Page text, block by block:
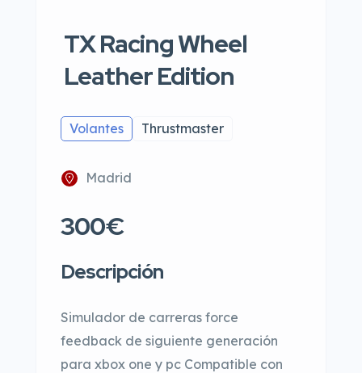
TX Racing Wheel
Leather Edition
Volantes Thrustmaster
Madrid
300€
Descripción
Simulador de carreras force
feedback de siguiente generación
para xbox one y pc Compatible con